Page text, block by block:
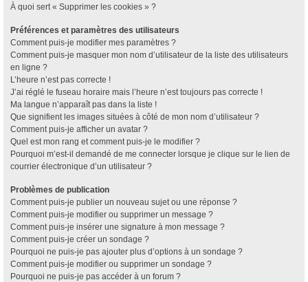
À quoi sert « Supprimer les cookies » ?
Préférences et paramètres des utilisateurs
Comment puis-je modifier mes paramètres ?
Comment puis-je masquer mon nom d’utilisateur de la liste des utilisateurs
en ligne ?
L’heure n’est pas correcte !
J’ai réglé le fuseau horaire mais l’heure n’est toujours pas correcte !
Ma langue n’apparaît pas dans la liste !
Que signifient les images situées à côté de mon nom d’utilisateur ?
Comment puis-je afficher un avatar ?
Quel est mon rang et comment puis-je le modifier ?
Pourquoi m’est-il demandé de me connecter lorsque je clique sur le lien de
courrier électronique d’un utilisateur ?
Problèmes de publication
Comment puis-je publier un nouveau sujet ou une réponse ?
Comment puis-je modifier ou supprimer un message ?
Comment puis-je insérer une signature à mon message ?
Comment puis-je créer un sondage ?
Pourquoi ne puis-je pas ajouter plus d’options à un sondage ?
Comment puis-je modifier ou supprimer un sondage ?
Pourquoi ne puis-je pas accéder à un forum ?